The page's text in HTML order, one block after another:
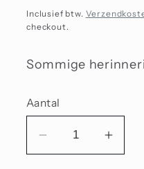
prijs
Inclusief btw.
checkout.
Sommige
Aantal
Aantal
Aantal